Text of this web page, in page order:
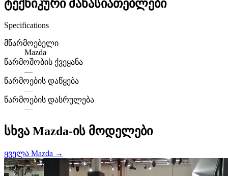
ტექნიკური მახასიათებლები
Specifications
მწარმოებელი
Mazda
წარმოშობის ქვეყანა
—
წარმოების დაწყება
—
წარმოების დასრულება
—
სხვა Mazda-ის მოდელები
ყველა Mazda →